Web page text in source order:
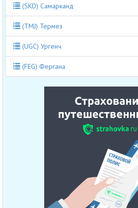
(SKD) Самарканд
(TMJ) Термез
(UGC) Ургенч
(FEG) Фергана